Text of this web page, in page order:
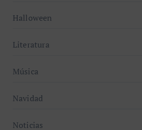
Halloween
Literatura
Música
Navidad
Noticias